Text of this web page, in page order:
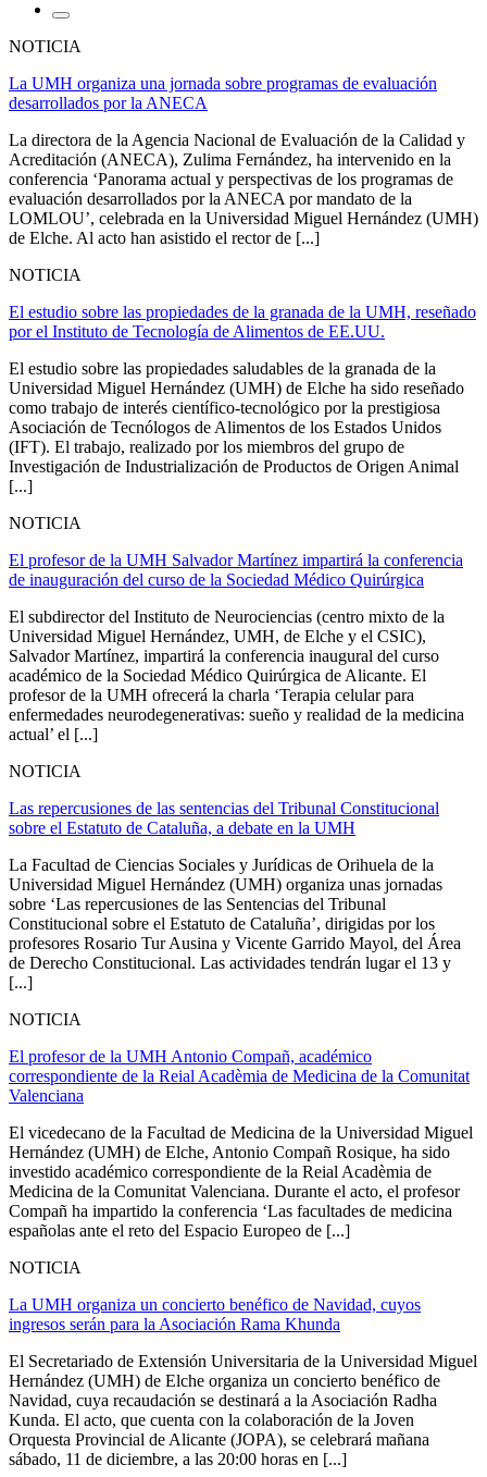
NOTICIA
La UMH organiza una jornada sobre programas de evaluación
desarrollados por la ANECA
La directora de la Agencia Nacional de Evaluación de la Calidad y
Acreditación (ANECA), Zulima Fernández, ha intervenido en la
conferencia ‘Panorama actual y perspectivas de los programas de
evaluación desarrollados por la ANECA por mandato de la
LOMLOU’, celebrada en la Universidad Miguel Hernández (UMH)
de Elche. Al acto han asistido el rector de [...]
NOTICIA
El estudio sobre las propiedades de la granada de la UMH, reseñado
por el Instituto de Tecnología de Alimentos de EE.UU.
El estudio sobre las propiedades saludables de la granada de la
Universidad Miguel Hernández (UMH) de Elche ha sido reseñado
como trabajo de interés científico-tecnológico por la prestigiosa
Asociación de Tecnólogos de Alimentos de los Estados Unidos
(IFT). El trabajo, realizado por los miembros del grupo de
Investigación de Industrialización de Productos de Origen Animal
[...]
NOTICIA
El profesor de la UMH Salvador Martínez impartirá la conferencia
de inauguración del curso de la Sociedad Médico Quirúrgica
El subdirector del Instituto de Neurociencias (centro mixto de la
Universidad Miguel Hernández, UMH, de Elche y el CSIC),
Salvador Martínez, impartirá la conferencia inaugural del curso
académico de la Sociedad Médico Quirúrgica de Alicante. El
profesor de la UMH ofrecerá la charla ‘Terapia celular para
enfermedades neurodegenerativas: sueño y realidad de la medicina
actual’ el [...]
NOTICIA
Las repercusiones de las sentencias del Tribunal Constitucional
sobre el Estatuto de Cataluña, a debate en la UMH
La Facultad de Ciencias Sociales y Jurídicas de Orihuela de la
Universidad Miguel Hernández (UMH) organiza unas jornadas
sobre ‘Las repercusiones de las Sentencias del Tribunal
Constitucional sobre el Estatuto de Cataluña’, dirigidas por los
profesores Rosario Tur Ausina y Vicente Garrido Mayol, del Área
de Derecho Constitucional. Las actividades tendrán lugar el 13 y
[...]
NOTICIA
El profesor de la UMH Antonio Compañ, académico
correspondiente de la Reial Acadèmia de Medicina de la Comunitat
Valenciana
El vicedecano de la Facultad de Medicina de la Universidad Miguel
Hernández (UMH) de Elche, Antonio Compañ Rosique, ha sido
investido académico correspondiente de la Reial Acadèmia de
Medicina de la Comunitat Valenciana. Durante el acto, el profesor
Compañ ha impartido la conferencia ‘Las facultades de medicina
españolas ante el reto del Espacio Europeo de [...]
NOTICIA
La UMH organiza un concierto benéfico de Navidad, cuyos
ingresos serán para la Asociación Rama Khunda
El Secretariado de Extensión Universitaria de la Universidad Miguel
Hernández (UMH) de Elche organiza un concierto benéfico de
Navidad, cuya recaudación se destinará a la Asociación Radha
Kunda. El acto, que cuenta con la colaboración de la Joven
Orquesta Provincial de Alicante (JOPA), se celebrará mañana
sábado, 11 de diciembre, a las 20:00 horas en [...]